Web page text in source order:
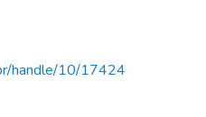
handle/10/17424